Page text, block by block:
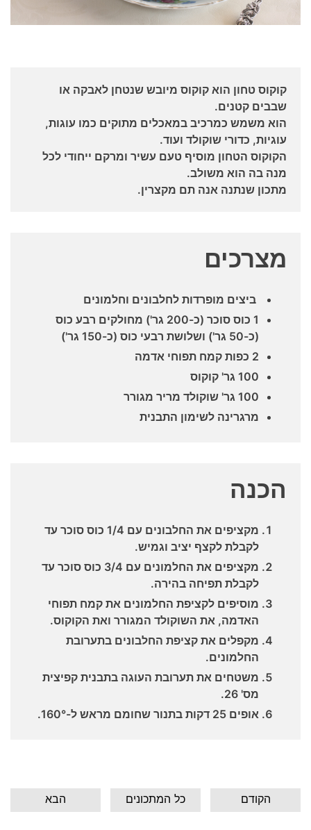
קוקוס טחון הוא קוקוס מיובש שנטחן לאבקה או
שבבים קטנים.
הוא משמש כמרכיב במאכלים מתוקים כמו עוגות,
עוגיות, כדורי שוקולד ועוד.
הקוקוס הטחון מוסיף טעם עשיר ומרקם ייחודי לכל
מנה בה הוא משולב.
מתכון שנתנה אנה תם מקצרין.
מצרכים
ביצים מופרדות לחלבונים וחלמונים
1 כוס סוכר (כ-200 גר') מחולקים רבע כוס
(כ-50 גר') ושלושת רבעי כוס (כ-150 גר')
2 כפות קמח תפוחי אדמה
100 גר' קוקוס
100 גר' שוקולד מריר מגורר
מרגרינה לשימון התבנית
הכנה
מקציפים את החלבונים עם 1/4 כוס סוכר עד
לקבלת לקצף יציב וגמיש.
מקציפים את החלמונים עם 3/4 כוס סוכר עד
לקבלת תפיחה בהירה.
מוסיפים לקציפת החלמונים את קמח תפוחי
האדמה, את השוקולד המגורר ואת הקוקוס.
מקפלים את קציפת החלבונים בתערובת
החלמונים.
משטחים את תערובת העוגה בתבנית קפיצית
מס' 26.
אופים 25 דקות בתנור שחומם מראש ל-160°.
הבא כל המתכונים הקודם